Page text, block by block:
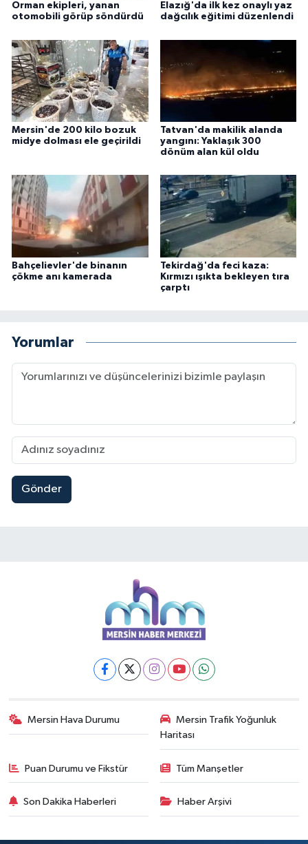
Orman ekipleri, yanan
otomobili görüp söndürdü
Elazığ'da ilk kez onaylı yaz
dağcılık eğitimi düzenlendi
Mersin'de 200 kilo bozuk
midye dolması ele geçirildi
Tatvan'da makilik alanda
yangını: Yaklaşık 300
dönüm alan kül oldu
Bahçelievler'de binanın
çökme anı kamerada
Tekirdağ'da feci kaza:
Kırmızı ışıkta bekleyen tıra
çarptı
Yorumlar
Gönder
Mersin Hava Durumu
Mersin Trafik Yoğunluk
Haritası
Puan Durumu ve Fikstür Tüm Manşetler
Son Dakika Haberleri Haber Arşivi